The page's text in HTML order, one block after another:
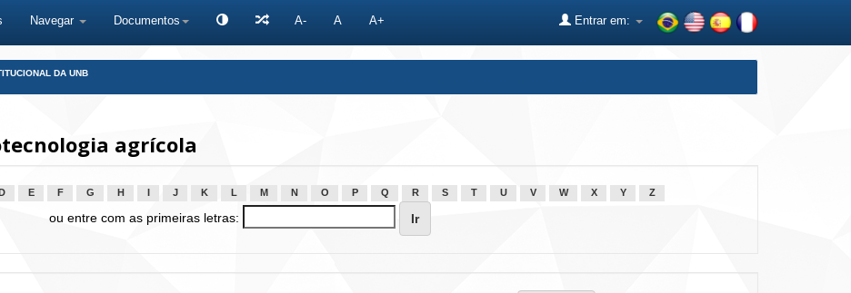
Navegar Documentos A- A A+ Entrar em:
DA UNB
agrícola
D E F G H J K L M N O P Q R S T U V W X Y Z
ou entre com as primeiras letras: